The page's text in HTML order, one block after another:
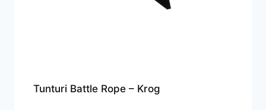
Tunturi Battle Rope – Krog